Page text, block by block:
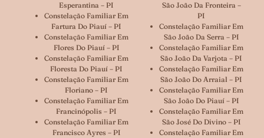
Esperantina – PI
Constelação Familiar Em
Fartura Do Piauí – PI
Constelação Familiar Em
Flores Do Piauí – PI
Constelação Familiar Em
Floresta Do Piauí – PI
Constelação Familiar Em
Floriano – PI
Constelação Familiar Em
Francinópolis – PI
Constelação Familiar Em
Francisco Ayres – PI
São João Da Fronteira –
PI
Constelação Familiar Em
São João Da Serra – PI
Constelação Familiar Em
São João Da Varjota – PI
Constelação Familiar Em
São João Do Arraial – PI
Constelação Familiar Em
São João Do Piauí – PI
Constelação Familiar Em
São José Do Divino – PI
Constelação Familiar Em